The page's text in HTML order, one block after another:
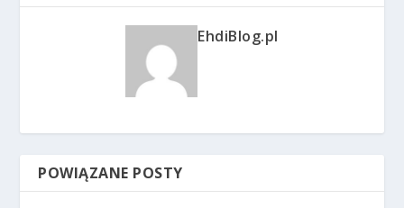
EhdiBlog.pl
POWIĄZANE POSTY